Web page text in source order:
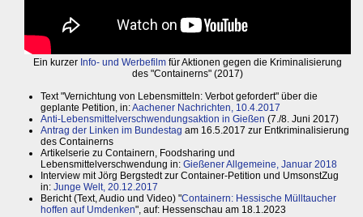
Ein kurzer Info- und Werbefilm für Aktionen gegen die Kriminalisierung
des "Containerns" (2017)
Text "Vernichtung von Lebensmitteln: Verbot gefordert" über die
geplante Petition, in:Aachener Nachrichten, 10.4.2017
Anti-Lebensmittelverschwendungsaktion in Gießen (7./8. Juni 2017)
Antrag der Linken im Bundestag am 16.5.2017 zur Entkriminalisierung
des Containerns
Artikelserie zu Containern, Foodsharing und
Lebensmittelverschwendung in: Gießener Allgemeine, Januar 2018
Interview mit Jörg Bergstedt zur Container-Petition und UmsonstZug
in: Junge Welt, 20.12.2017
Bericht (Text, Audio und Video) "Containern: Hessische Mülltaucher
hoffen auf Umdenken", auf: Hessenschau am 18.1.2023